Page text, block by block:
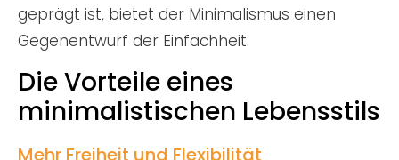
geprägt ist, bietet der Minimalismus einen
Gegenentwurf der Einfachheit.
Die Vorteile eines
minimalistischen Lebensstils
Mehr Freiheit und Flexibilität